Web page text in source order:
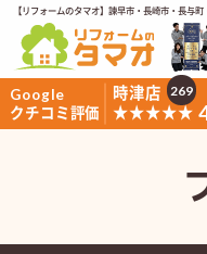
【リフォームのタマオ】諫早市・長崎市・長与
Google
クチコミ評価
時津店
★★★★★
269